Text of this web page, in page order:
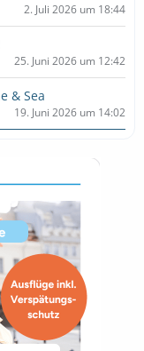
2. Juli 2026 um 18:44
25. Juni 2026 um 12:42
& Sea
19. Juni 2026 um 14:02